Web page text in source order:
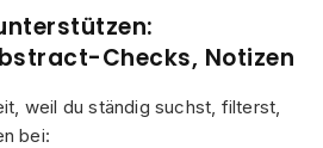
Checks, Notizen
weil du ständig suchst, filterst,
bei: